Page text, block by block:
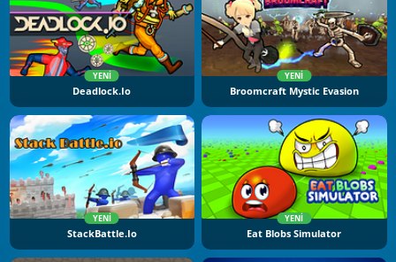
YENI
Deadlock.io
YENI
Broomcraft Mystic Evasion
YENI
StackBattle.io
YENI
Eat Blobs Simulator